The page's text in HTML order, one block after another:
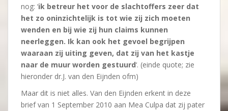
nog: ‘ik betreur het voor de slachtoffers zeer dat
het zo oninzichtelijk is tot wie zij zich moeten
wenden en bij wie zij hun claims kunnen
neerleggen. Ik kan ook het gevoel begrijpen
waaraan zij uiting geven, dat zij van het kastje
naar de muur worden gestuurd‘. (einde quote; zie
hieronder dr.J. van den Eijnden ofm)
Maar dit is niet alles. Van den Eijnden erkent in deze
brief van 1 September 2010 aan Mea Culpa dat zij pater